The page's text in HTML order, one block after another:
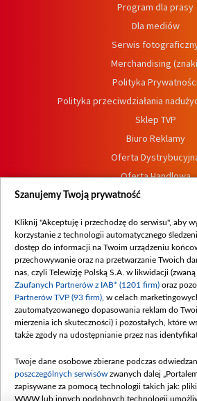
Program dla prasy
Dla mediów
Serwis
Merchandising
Polityka Prywatności
Polityka przeciwdziałania
Sklep TVP
Biuro Reklamy
Oferta
Oferta Handlowa
Dostępność
Procedura zgłoszeń
Szanujemy Twoją prywatność
Kliknij "Akceptuję i przechodzę do serwisu", aby
korzystanie z technologii automatycznego
dostęp do informacji na Twoim urządzeniu
przechowywanie oraz na przetwarzanie Twoich
nas, czyli Telewizję Polską S.A. w likwidacji (zwaną
Zaufanych Partnerów z IAB* (1201 firm) oraz
Partnerów TVP (93 firm) , w celach
zautomatyzowanego dopasowania reklam do
mierzenia ich skuteczności) i pozostałych, które
także zgody na udostępnianie przez nas
Twoje dane osobowe zbierane podczas
poszczególnych serwisów zwanych dalej
zapisywane za pomocą technologii takich jak:
WWW lub innych podobnych technologii